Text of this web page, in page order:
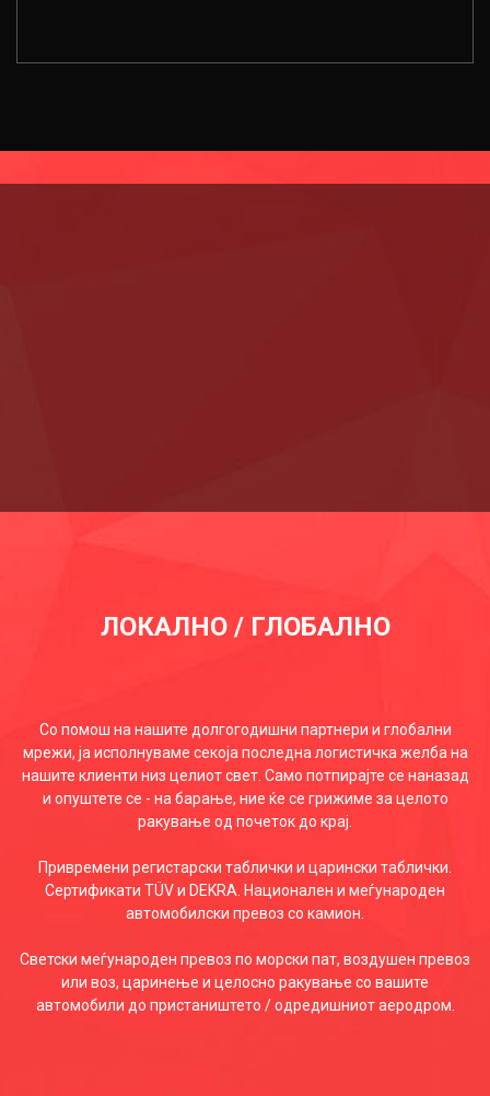
ЛОКАЛНО / ГЛОБАЛНО
Со помош на нашите долгогодишни партнери и глобални
мрежи, ја исполнуваме секоја последна логистичка желба на
нашите клиенти низ целиот свет. Само потпирајте се наназад
и опуштете се - на барање, ние ќе се грижиме за целото
ракување од почеток до крај.
Привремени регистарски таблички и царински таблички.
Сертификати TÜV и DEKRA. Национален и меѓународен
автомобилски превоз со камион.
Светски меѓународен превоз по морски пат, воздушен превоз
или воз, царинење и целосно ракување со вашите
автомобили до пристаништето / одредишниот аеродром.